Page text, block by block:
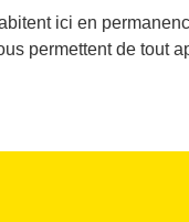
ici en
permettent de tout